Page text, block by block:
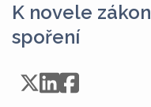
K novele
spoření